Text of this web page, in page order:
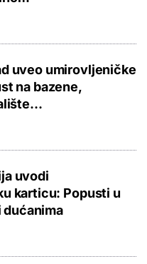
uveo umirovljeničke
na bazene,
uvodi
karticu: Popusti u
dućanima